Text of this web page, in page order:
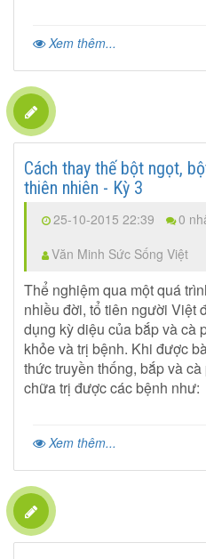
Xem thêm...
Cách thay thế bột ngọt,
thiên nhiên - Kỳ 3
25-10-2015 22:39 0
Văn Minh Sức Sống Việt
Thể nghiệm qua một quá
nhiều đời, tổ tiên người Việt
dụng kỳ diệu của bắp và cà
khỏe và trị bệnh. Khi được
thức truyền thống, bắp và
chữa trị được các bệnh như:
Xem thêm...